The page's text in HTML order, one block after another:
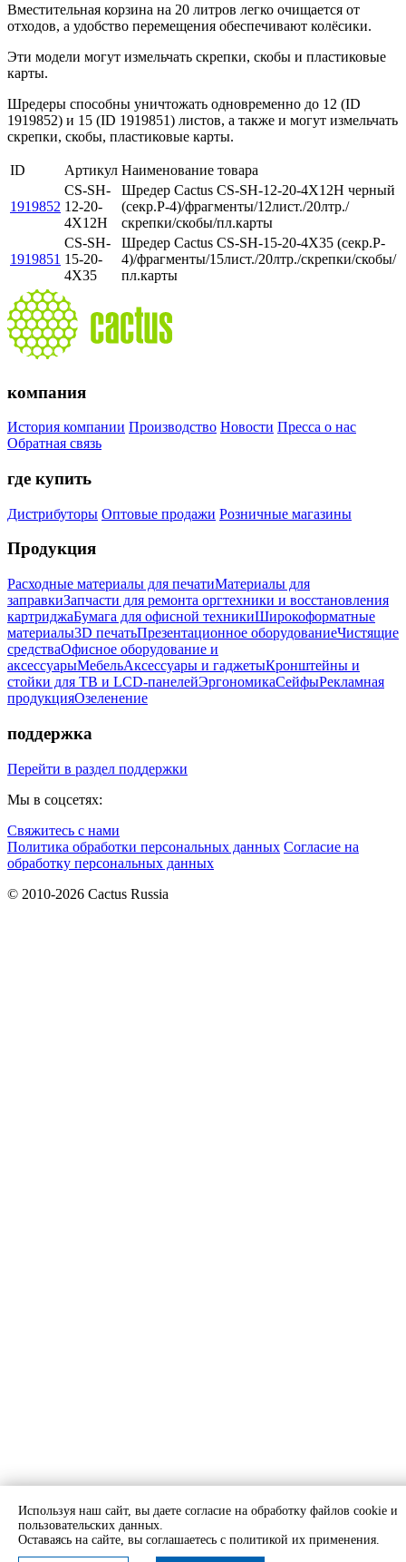
Вместительная корзина на 20 литров легко очищается от
отходов, а удобство перемещения обеспечивают колёсики.
Эти модели могут измельчать скрепки, скобы и пластиковые
карты.
Шредеры способны уничтожать одновременно до 12 (ID
1919852) и 15 (ID 1919851) листов, а также и могут измельчать
скрепки, скобы, пластиковые карты.
ID Артикул Наименование товара
1919852
CS-SH-
12-20-
4X12H
Шредер Cactus CS-SH-12-20-4X12H черный
(секр.P-4)/фрагменты/12лист./20лтр./
скрепки/скобы/пл.карты
1919851
CS-SH-
15-20-
4X35
Шредер Cactus CS-SH-15-20-4X35 (секр.P-
4)/фрагменты/15лист./20лтр./скрепки/скобы/
пл.карты
компания
История компании Производство Новости Пресса о нас
Обратная связь
где купить
Дистрибуторы Оптовые продажи Розничные магазины
Продукция
Расходные материалы для печатиМатериалы для
заправкиЗапчасти для ремонта оргтехники и восстановления
картриджаБумага для офисной техникиШирокоформатные
материалы3D печатьПрезентационное оборудованиеЧистящие
средстваОфисное оборудование и
аксессуарыМебельАксессуары и гаджетыКронштейны и
стойки для ТВ и LCD-панелейЭргономикаСейфыРекламная
продукцияОзеленение
поддержка
Перейти в раздел поддержки
Мы в соцсетях:
Свяжитесь с нами
Политика обработки персональных данных Согласие на
обработку персональных данных
© 2010-2026 Cactus Russia
Используя наш сайт, вы даете согласие на обработку файлов cookie и
пользовательских данных.
Оставаясь на сайте, вы соглашаетесь с политикой их применения.